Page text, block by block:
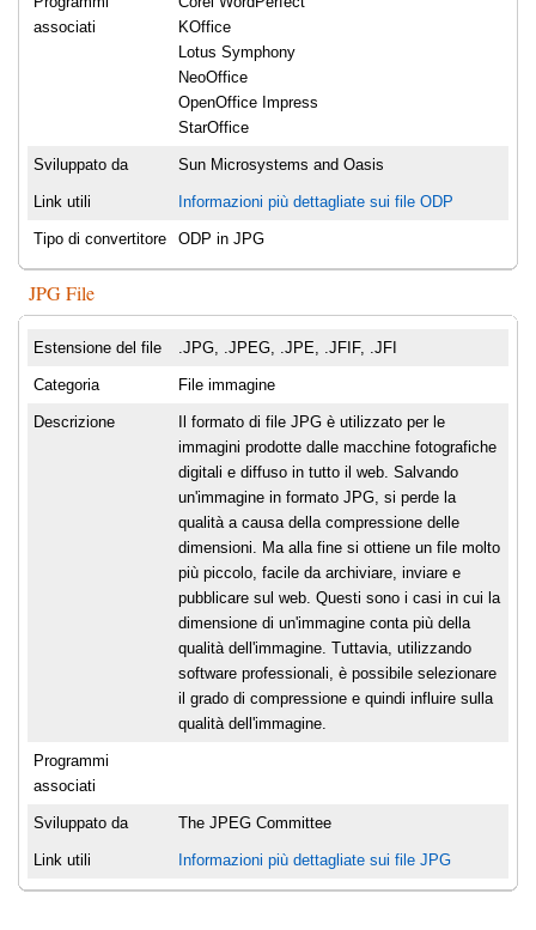
associati
KOffice
Lotus Symphony
NeoOffice
OpenOffice Impress
StarOffice
Sviluppato da Sun Microsystems and Oasis
Link utili Informazioni più dettagliate sui file ODP
Tipo di convertitore ODP in JPG
JPG File
Estensione del file .JPG, .JPEG, .JPE, .JFIF, .JFI
Categoria File immagine
Descrizione
Il formato di file JPG è utilizzato per le
immagini prodotte dalle macchine fotografiche
digitali e diffuso in tutto il web. Salvando
un'immagine in formato JPG, si perde la
qualità a causa della compressione delle
dimensioni. Ma alla fine si ottiene un file molto
più piccolo, facile da archiviare, inviare e
pubblicare sul web. Questi sono i casi in cui la
dimensione di un'immagine conta più della
qualità dell'immagine. Tuttavia, utilizzando
software professionali, è possibile selezionare
il grado di compressione e quindi influire sulla
qualità dell'immagine.
Programmi
associati
Sviluppato da The JPEG Committee
Link utili Informazioni più dettagliate sui file JPG